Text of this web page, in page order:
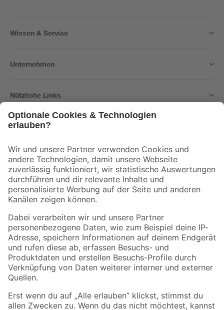
Wissen & Service
Unternehmen
Nützliche Links
Der toom Newsletter: Keine Angebote und Aktionen mehr verpassen!
Zur Newsletter Anmeldung
Folge uns
Zahlungsarten Versandarten
Sicher einkaufen